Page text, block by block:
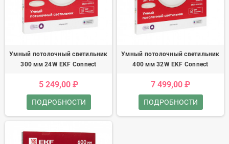
Умный потолочный светильник
300 мм 24W EKF Connect
5 249,00 ₽
ПОДРОБНОСТИ
Умный потолочный светильник
400 мм 32W EKF Connect
7 499,00 ₽
ПОДРОБНОСТИ